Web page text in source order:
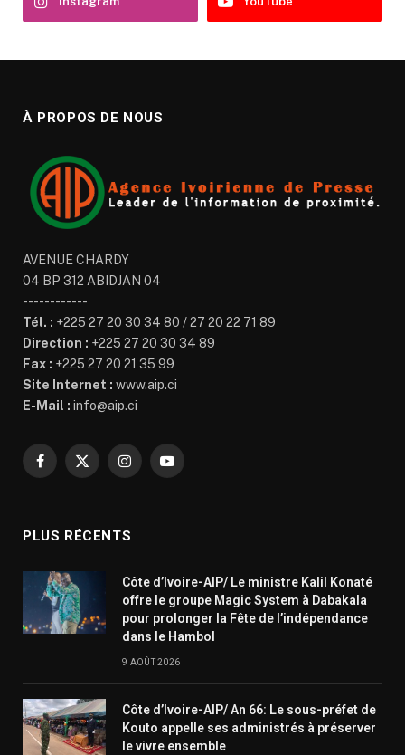
À PROPOS DE NOUS
AVENUE CHARDY
04 BP 312 ABIDJAN 04
------------
Tél. : +225 27 20 30 34 80 / 27 20 22 71 89
Direction : +225 27 20 30 34 89
Fax : +225 27 20 21 35 99
Site Internet : www.aip.ci
E-Mail : info@aip.ci
Facebook
X
InstagramYouTube
PLUS RÉCENTS
Côte d’Ivoire-AIP/ Le ministre Kalil Konaté
offre le groupe Magic System à Dabakala
pour prolonger la Fête de l’indépendance
dans le Hambol
9 AOÛT 2026
Côte d’Ivoire-AIP/ An 66: Le sous-préfet de
Kouto appelle ses administrés à préserver
le vivre ensemble